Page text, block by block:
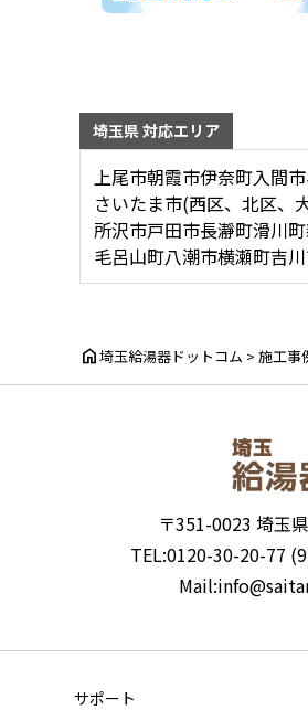
埼玉県 対応エリア
上尾市朝霞市伊奈町入間市
さいたま市(西区、北区、
所沢市戸田市長瀞町滑川町
毛呂山町八潮市横瀬町吉
home埼玉給湯器ドットコム > 施工事
〒351-0023 埼玉
TEL:0120-30-20-77
サポート